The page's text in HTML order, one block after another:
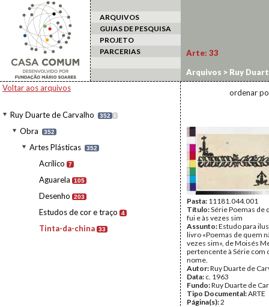
ARQUIVOS
GUIAS DE PESQUISA
PROJETO
PARCERIAS
Voltar aos arquivos
Ruy Duarte de Carvalho 352 I
Obra 352
Artes Plásticas 352
Acrílico 7
Aguarela 105
Desenho 203
Estudos de cor e traço 4
Tinta-da-china 33
Arte: 33
Arquivos > Ruy
ordenar
Pasta: 11181.044.001
Título:Série Poemas de
fui e às vezes sim
Assunto:Estudo para
livro «Poemas de quem
vezes sim», de Moisés
pertencente à Série com
nome.
Autor:Ruy Duarte de
Data: c. 1963
Fundo:Ruy Duarte de
Tipo Documental:ARTE
Página(s):2